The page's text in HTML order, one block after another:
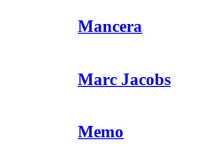
Mancera
Marc Jacobs
Memo